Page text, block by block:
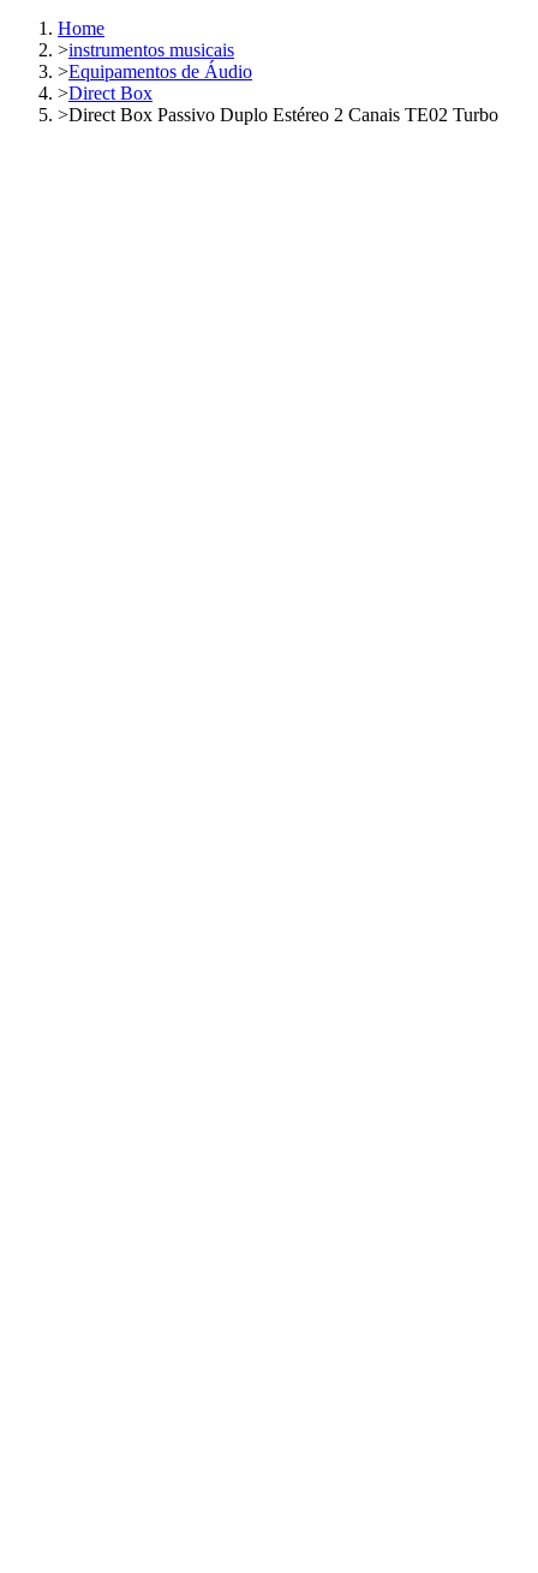
Home
>instrumentos musicais
>Equipamentos de Áudio
>Direct Box
>Direct Box Passivo Duplo Estéreo 2 Canais TE02 Turbo